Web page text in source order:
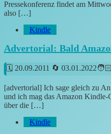
Pressekonferenz findet am
also […]
Kindle
Advertorial: Bald
20.09.2011 03.01.2022
[advertorial] Ich sage gleich zu
und ich mag das Amazon Kindle-
über die […]
Kindle